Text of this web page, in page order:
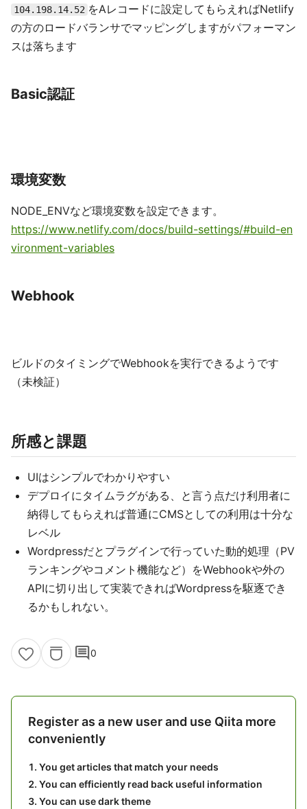
104.198.14.52 をAレコードに設定してもらえればNetlify
の方のロードバランサでマッピングしますがパフォーマン
スは落ちます
Basic認証
環境変数
NODE_ENVなど環境変数を設定できます。
https://www.netlify.com/docs/build-settings/#build-en
vironment-variables
Webhook
ビルドのタイミングでWebhookを実行できるようです
（未検証）
所感と課題
UIはシンプルでわかりやすい
デプロイにタイムラグがある、と言う点だけ利用者に
納得してもらえれば普通にCMSとしての利用は十分な
レベル
Wordpressだとプラグインで行っていた動的処理（PV
ランキングやコメント機能など）をWebhookや外の
APIに切り出して実装できればWordpressを駆逐でき
るかもしれない。
comment0
Register as a new user and use Qiita more
conveniently
You get articles that match your needs
You can efficiently read back useful information
You can use dark theme